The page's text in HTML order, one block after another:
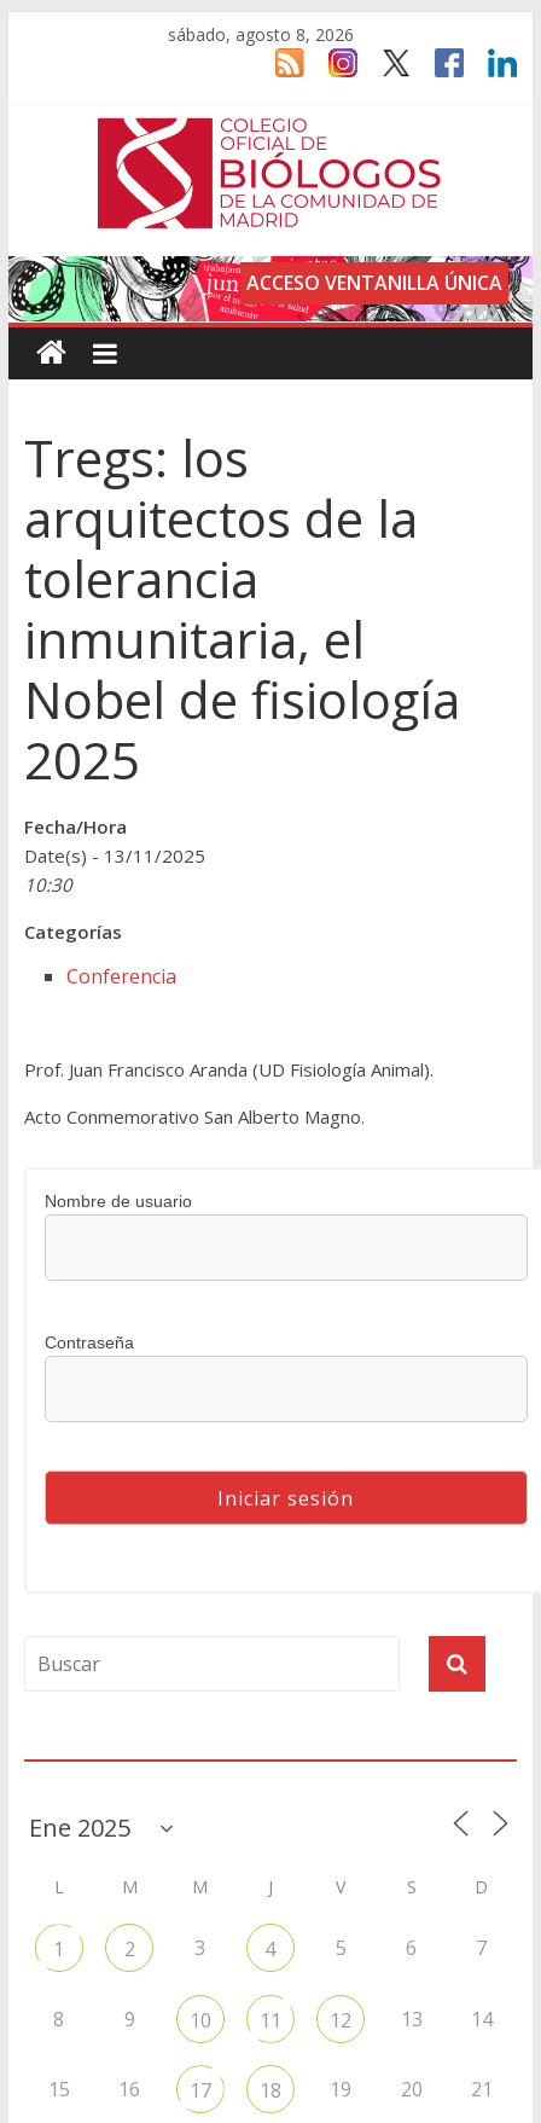
sábado, agosto 8, 2026
ACCESO VENTANILLA ÚNICA
Tregs: los
arquitectos de la
tolerancia
inmunitaria, el
Nobel de fisiología
2025
Fecha/Hora
Date(s) - 13/11/2025
10:30
Categorías
Conferencia
Prof. Juan Francisco Aranda (UD Fisiología Animal).
Acto Conmemorativo San Alberto Magno.
Nombre de usuario
Contraseña
L M M J V S D
1 2 3 4 5 6 7
8 9 10 11 12 13 14
15 16 17 18 19 20 21